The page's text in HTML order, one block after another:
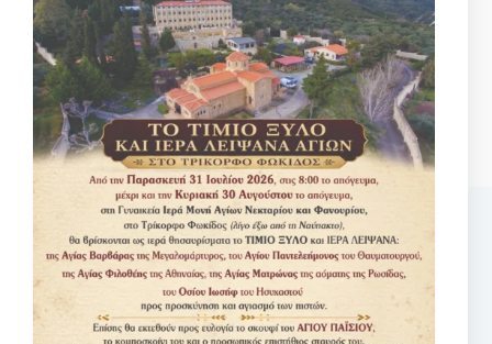
Αναζητηση
No
results
Σχετικά κείμενα